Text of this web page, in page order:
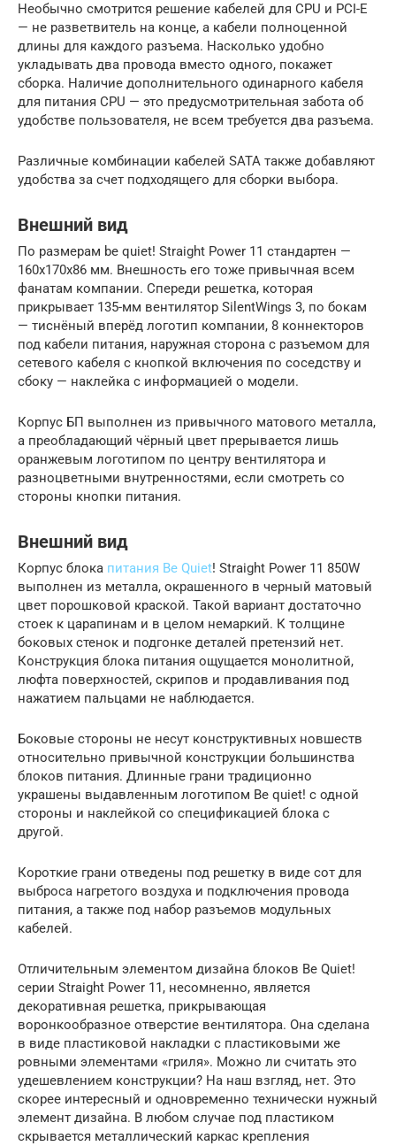
Необычно смотрится решение кабелей для CPU и PCI-E
— не разветвитель на конце, а кабели полноценной
длины для каждого разъема. Насколько удобно
укладывать два провода вместо одного, покажет
сборка. Наличие дополнительного одинарного кабеля
для питания CPU — это предусмотрительная забота об
удобстве пользователя, не всем требуется два разъема.
Различные комбинации кабелей SATA также добавляют
удобства за счет подходящего для сборки выбора.
Внешний вид
По размерам be quiet! Straight Power 11 стандартен —
160х170х86 мм. Внешность его тоже привычная всем
фанатам компании. Спереди решетка, которая
прикрывает 135-мм вентилятор SilentWings 3, по бокам
— тиснёный вперёд логотип компании, 8 коннекторов
под кабели питания, наружная сторона с разъемом для
сетевого кабеля с кнопкой включения по соседству и
сбоку — наклейка с информацией о модели.
Корпус БП выполнен из привычного матового металла,
а преобладающий чёрный цвет прерывается лишь
оранжевым логотипом по центру вентилятора и
разноцветными внутренностями, если смотреть со
стороны кнопки питания.
Внешний вид
Корпус блока питания Be Quiet! Straight Power 11 850W
выполнен из металла, окрашенного в черный матовый
цвет порошковой краской. Такой вариант достаточно
стоек к царапинам и в целом немаркий. К толщине
боковых стенок и подгонке деталей претензий нет.
Конструкция блока питания ощущается монолитной,
люфта поверхностей, скрипов и продавливания под
нажатием пальцами не наблюдается.
Боковые стороны не несут конструктивных новшеств
относительно привычной конструкции большинства
блоков питания. Длинные грани традиционно
украшены выдавленным логотипом Be quiet! с одной
стороны и наклейкой со спецификацией блока с
другой.
Короткие грани отведены под решетку в виде сот для
выброса нагретого воздуха и подключения провода
питания, а также под набор разъемов модульных
кабелей.
Отличительным элементом дизайна блоков Be Quiet!
серии Straight Power 11, несомненно, является
декоративная решетка, прикрывающая
воронкообразное отверстие вентилятора. Она сделана
в виде пластиковой накладки с пластиковыми же
ровными элементами «гриля». Можно ли считать это
удешевлением конструкции? На наш взгляд, нет. Это
скорее интересный и одновременно технически нужный
элемент дизайна. В любом случае под пластиком
скрывается металлический каркас крепления